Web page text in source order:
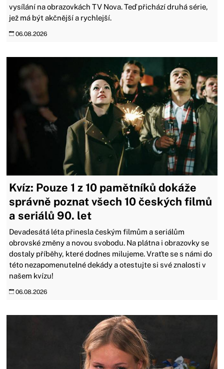
vysílání na obrazovkách TV Nova. Teď přichází druhá série,
jež má být akčnější a rychlejší.
06.08.2026
Kvíz: Pouze 1 z 10 pamětníků dokáže
správně poznat všech 10 českých filmů
a seriálů 90. let
Devadesátá léta přinesla českým filmům a seriálům
obrovské změny a novou svobodu. Na plátna i obrazovky se
dostaly příběhy, které dodnes milujeme. Vraťte se s námi do
této nezapomenutelné dekády a otestujte si své znalosti v
našem kvízu!
06.08.2026